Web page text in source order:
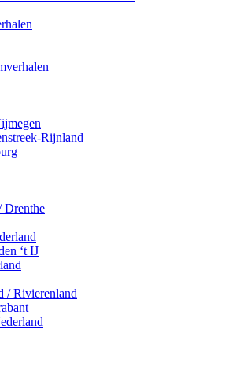
Rijnland
Drenthe
‘t IJ
/ Rivierenland